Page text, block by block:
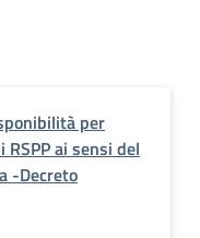
per
ai sensi del
-Decreto